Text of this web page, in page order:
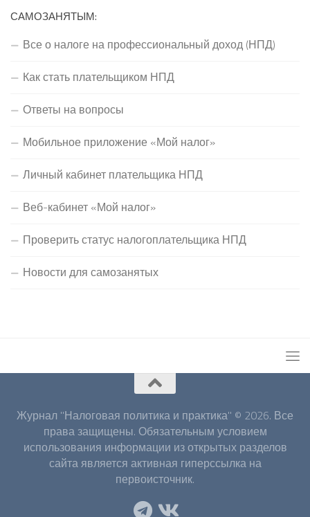
САМОЗАНЯТЫМ:
Все о налоге на профессиональный доход (НПД)
Как стать плательщиком НПД
Ответы на вопросы
Мобильное приложение «Мой налог»
Личный кабинет плательщика НПД
Веб-кабинет «Мой налог»
Проверить статус налогоплательщика НПД
Новости для самозанятых
Журнал "Налоговая политика и практика" © 2026. Все
права защищены. Обязательным условием
использования информации из открытых разделов
сайта является активная гиперссылка на
первоисточник.